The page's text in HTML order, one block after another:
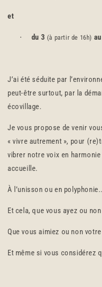
et
· du 3 (à partir de 16h)
J’ai été séduite par
peut-être surtout, par la
écovillage.
Je vous propose de venir
« vivre autrement », pour
vibrer notre voix en
accueille.
À l’unisson ou en
Et cela, que vous ayez ou
Que vous aimiez ou non
Et même si vous considérez